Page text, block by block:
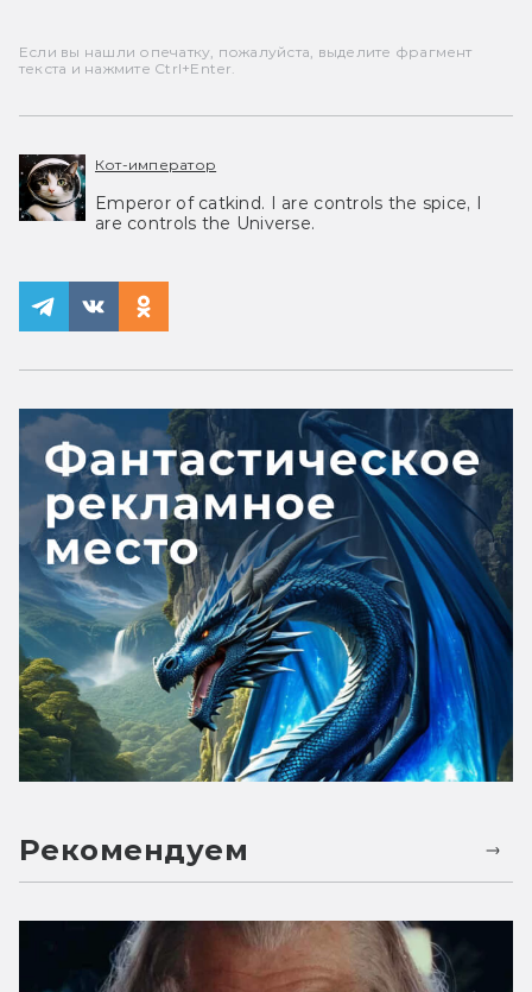
Если вы нашли опечатку, пожалуйста, выделите фрагмент
текста и нажмите Ctrl+Enter.
Кот-император
Emperor of catkind. I are controls the spice, I
are controls the Universe.
Рекомендуем